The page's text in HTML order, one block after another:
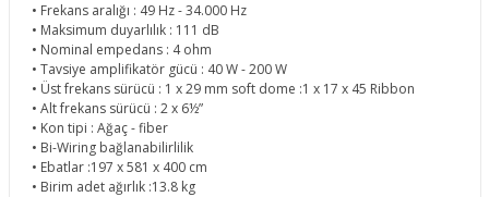
• Frekans aralığı : 49 Hz - 34.000 Hz
• Maksimum duyarlılık : 111 dB
• Nominal empedans : 4 ohm
• Tavsiye amplifikatör gücü : 40 W - 200 W
• Üst frekans sürücü : 1 x 29 mm soft dome :1 x 17 x 45 Ribbon
• Alt frekans sürücü : 2 x 6½”
• Kon tipi : Ağaç - fiber
• Bi-Wiring bağlanabilirlilik
• Ebatlar :197 x 581 x 400 cm
• Birim adet ağırlık :13.8 kg